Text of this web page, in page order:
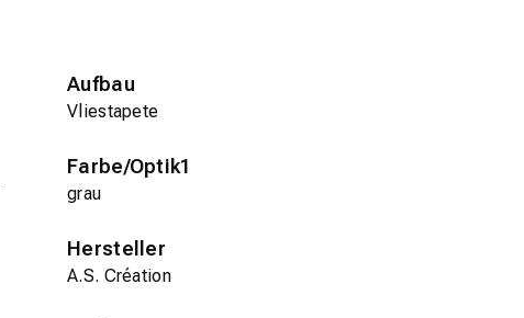
Aufbau
Vliestapete
Farbe/Optik1
grau
Hersteller
A.S. Création